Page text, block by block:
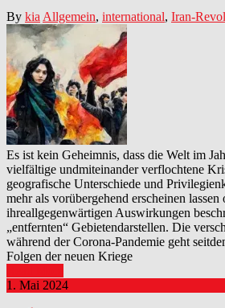
By kia Allgemein, international, Iran-
Es ist kein Geheimnis, dass die Welt im
vielfältige undmiteinander verflochtene
geografische Unterschiede und
mehr als vorübergehend erscheinen lassen
ihreallgegenwärtigen Auswirkungen
„entfernten“ Gebietendarstellen. Die
während der Corona-Pandemie geht
Folgen der neuen Kriege
1. Mai 2024